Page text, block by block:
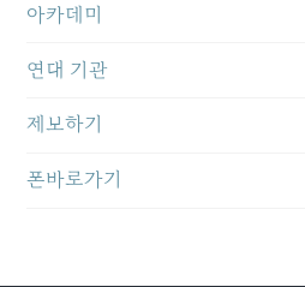
아카데미
연대 기관
제보하기
폰바로가기